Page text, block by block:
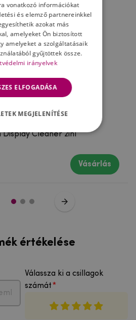
Display Cleaner 2in1
Vásárlás
értékelése
Válassza ki a csillagok
számát
vonatkozó információkat
és elemző partnereinkkel
azokat más
amelyeket Ön biztosított
amelyeket a szolgáltatásaik
gyűjtöttek össze.
irányelvek
ELFOGADÁSA
MEGJELENÍTÉSE